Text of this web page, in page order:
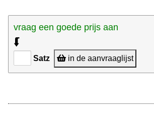
vraag een goede prijs aan
⮮
Satz in de aanvraaglijst